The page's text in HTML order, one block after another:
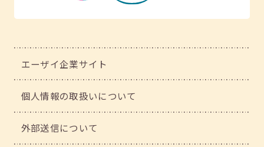
エーザイ企業サイト
個人情報の取扱いについて
外部送信について